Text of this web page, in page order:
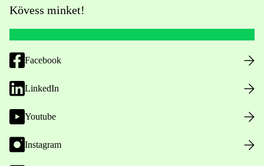
Kövess minket!
Facebook
LinkedIn
Youtube
Instagram